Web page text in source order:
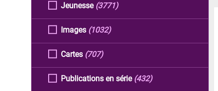
Jeunesse (3771)
Images (1032)
Cartes (707)
Publications en série (432)